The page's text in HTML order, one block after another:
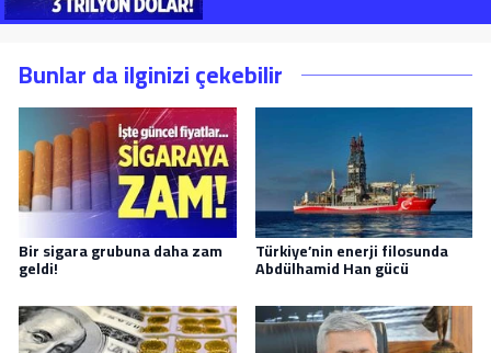
Bunlar da ilginizi çekebilir
Bir sigara grubuna daha zam
geldi!
Türkiye’nin enerji filosunda
Abdülhamid Han gücü